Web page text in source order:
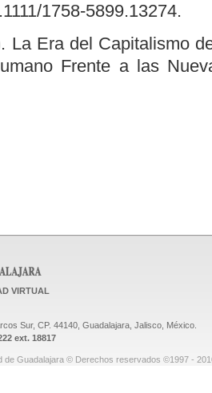
1758-5899.13274.
La Era del Capitalismo
Frente a las
VIRTUAL
Sur, CP. 44140, Guadalajara, Jalisco, México.
ext. 18817
de Guadalajara © Derechos reservados ©1997 -